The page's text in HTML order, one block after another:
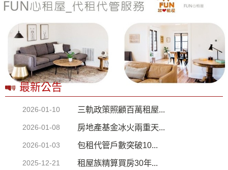
最新公告
2026-01-10 三軌政策照顧百萬租屋...
2026-01-08 房地產基金冰火兩重天...
2026-01-03 包租代管戶數突破10...
2025-12-21 租屋族精算買房30年...